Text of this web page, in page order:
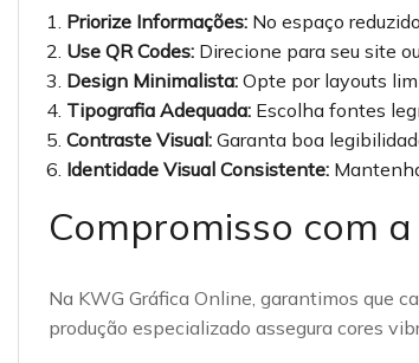
Priorize Informações: No espaço
Use QR Codes: Direcione para seu site
Design Minimalista: Opte por layouts
Tipografia Adequada: Escolha fontes
Contraste Visual: Garanta boa
Identidade Visual Consistente:
Compromisso com
Na KWG Gráfica Online, garantimos que
produção especializado assegura cores